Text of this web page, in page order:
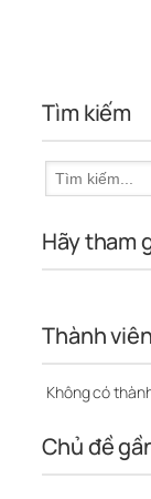
Tìm kiếm
Hãy tham
Thành
Không có
Chủ đề